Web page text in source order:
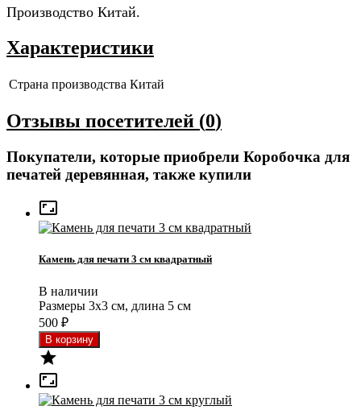
Производство Китай.
Характеристики
Страна производства Китай
Отзывы посетителей (0)
Покупатели, которые приобрели Коробочка для
печатей деревянная, также купили

Камень для печати 3 см квадратный
В наличии
Размеры 3x3 см, длина 5 см
500 ₽

